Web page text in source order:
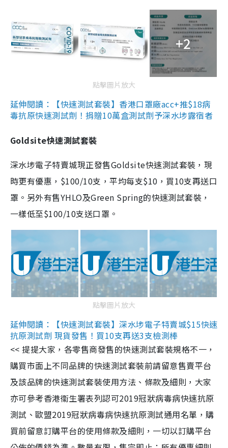
+2
點擊圖片放大
延伸閱讀：【快速測試套裝】香港口罩廠acc+推$18病
毒抗原快速測試劑！捐贈10萬盒測試劑予深水埗露宿者
Goldsite快速測試套裝
深水埗電子特賣城現正發售Goldsite快速測試套裝，現
時更有優惠，$100/10支，平均每支$10，買10支再送口
罩。另外有售YHLO及Green Spring的快速測試套裝，
一樣低至$100/10支送口罩。
點擊圖片放大
延伸閱讀：【快速測試套裝】深水埗電子特賣城$15快速
抗原測試劑 現貨發售！買10支再送3支檢測棒
<< 提提大家，各零售商發售的快速測試套裝規格不一，
購買市面上不同品牌的快速測試套裝前請留意售賣平台
及該品牌的快速測試套裝使用方法、條款及細則，大家
亦可參考香港衞生署表列認可2019冠狀病毒病快速抗原
測試、歐盟2019冠狀病毒病快速抗原測試通用名單，購
買前留意訂購平台的使用條款及細則，一切以訂購平台